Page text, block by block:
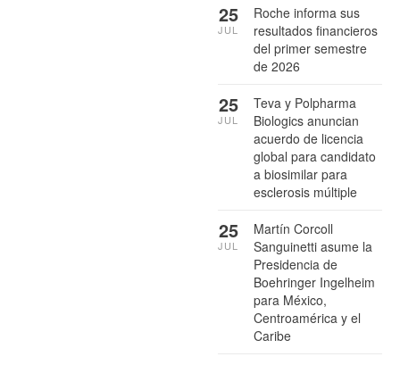
Roche informa sus
resultados financieros
del primer semestre
de 2026
25
JUL
Teva y Polpharma
Biologics anuncian
acuerdo de licencia
global para candidato
a biosimilar para
esclerosis múltiple
25
JUL
Martín Corcoll
Sanguinetti asume la
Presidencia de
Boehringer Ingelheim
para México,
Centroamérica y el
Caribe
25
JUL